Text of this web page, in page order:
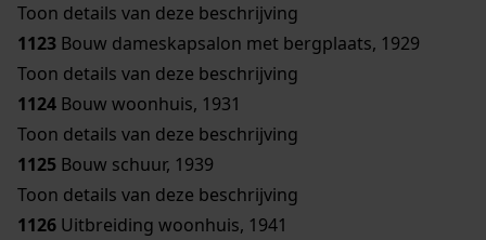
Toon details van deze beschrijving
1123 Bouw dameskapsalon met bergplaats, 1929
Toon details van deze beschrijving
1124 Bouw woonhuis, 1931
Toon details van deze beschrijving
1125 Bouw schuur, 1939
Toon details van deze beschrijving
1126 Uitbreiding woonhuis, 1941